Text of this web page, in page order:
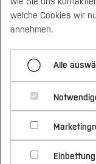
Campus
Studium
Vor dem
Bewerben
Im Studium
Nach dem
Profil
Beratung
geehrt
Die Hochschule
die
welche Cookies wir
annehmen.
Alle